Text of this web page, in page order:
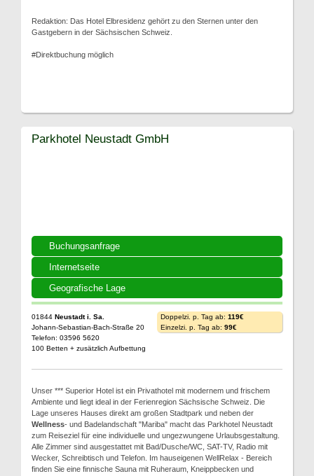
Redaktion: Das Hotel Elbresidenz gehört zu den Sternen unter den
Gastgebern in der Sächsischen Schweiz.
#Direktbuchung möglich
Buchungsanfrage
Internetseite
Geografische Lage
Parkhotel Neustadt GmbH
01844 Neustadt i. Sa.
Johann-Sebastian-Bach-Straße 20
Telefon: 03596 5620
100 Betten + zusätzlich Aufbettung
Doppelzi. p. Tag ab: 119€
Einzelzi. p. Tag ab: 99€
Unser *** Superior Hotel ist ein Privathotel mit modernem und frischem
Ambiente und liegt ideal in der Ferienregion Sächsische Schweiz. Die
Lage unseres Hauses direkt am großen Stadtpark und neben der
Wellness- und Badelandschaft "Mariba" macht das Parkhotel Neustadt
zum Reiseziel für eine individuelle und ungezwungene Urlaubsgestaltung.
Alle Zimmer sind ausgestattet mit Bad/Dusche/WC, SAT-TV, Radio mit
Wecker, Schreibtisch und Telefon. Im hauseigenen WellRelax - Bereich
finden Sie eine finnische Sauna mit Ruheraum, Kneippbecken und